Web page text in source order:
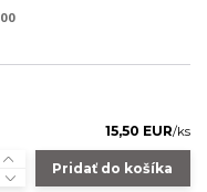
15,50 EUR/ks
Pridať do košíka